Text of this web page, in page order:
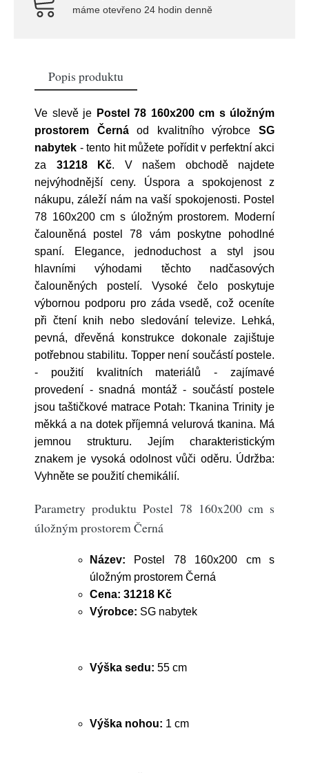
máme otevřeno 24 hodin denně
Popis produktu
Ve slevě je Postel 78 160x200 cm s úložným
prostorem Černáod kvalitního výrobceSG
nabytek - tento hit můžete pořídit v perfektní akci
za 31218 Kč. V našem obchodě najdete
nejvýhodnější ceny. Úspora a spokojenost z
nákupu, záleží nám na vaší spokojenosti. Postel
78 160x200 cm s úložným prostorem. Moderní
čalouněná postel 78 vám poskytne pohodlné
spaní. Elegance, jednoduchost a styl jsou
hlavními výhodami těchto nadčasových
čalouněných postelí. Vysoké čelo poskytuje
výbornou podporu pro záda vsedě, což oceníte
při čtení knih nebo sledování televize. Lehká,
pevná, dřevěná konstrukce dokonale zajištuje
potřebnou stabilitu. Topper není součástí postele.
- použití kvalitních materiálů - zajímavé
provedení - snadná montáž - součástí postele
jsou taštičkové matrace Potah: Tkanina Trinity je
měkká a na dotek příjemná velurová tkanina. Má
jemnou strukturu. Jejím charakteristickým
znakem je vysoká odolnost vůči oděru. Údržba:
Vyhněte se použití chemikálií.
Parametry produktu Postel 78 160x200 cm s
úložným prostorem Černá
Název: Postel 78 160x200 cm s
úložným prostorem Černá
Cena: 31218 Kč
Výrobce: SG nabytek
Výška sedu: 55 cm
Výška nohou: 1 cm